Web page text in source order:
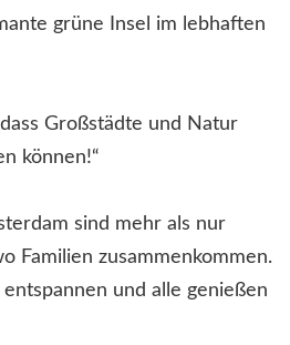
grüne Insel im lebhaften
Großstädte und Natur
können!“
sind mehr als nur
Familien zusammenkommen.
und alle genießen